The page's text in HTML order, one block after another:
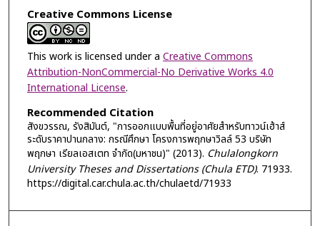
Creative Commons License
This work is licensed under a Creative Commons
Attribution-NonCommercial-No Derivative Works 4.0
International License.
Recommended Citation
สังขวรรณ, รังสิมันต์, "การออกแบบพื้นที่อยู่อาศัยสำหรับทาวน์เฮ้าส์
ระดับราคาปานกลาง: กรณีศึกษา โครงการพฤกษาวิลล์ 53 บริษัท
พฤกษา เรียลเอสเตท จำกัด(มหาชน)" (2013). Chulalongkorn
University Theses and Dissertations (Chula ETD). 71933.
https://digital.car.chula.ac.th/chulaetd/71933